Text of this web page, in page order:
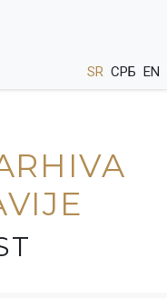
SR СРБ EN